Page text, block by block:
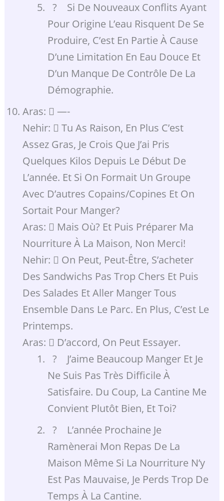
? Si De Nouveaux Conflits Ayant
Pour Origine L’eau Risquent De Se
Produire, C’est En Partie À Cause
D’une Limitation En Eau Douce Et
D’un Manque De Contrôle De La
Démographie.
Aras:  —-
Nehir:  Tu As Raison, En Plus C’est
Assez Gras, Je Crois Que J’ai Pris
Quelques Kilos Depuis Le Début De
L’année. Et Si On Formait Un Groupe
Avec D’autres Copains/copines Et On
Sortait Pour Manger?
Aras:  Mais Où? Et Puis Préparer Ma
Nourriture À La Maison, Non Merci!
Nehir:  On Peut, Peut-Être, S’acheter
Des Sandwichs Pas Trop Chers Et Puis
Des Salades Et Aller Manger Tous
Ensemble Dans Le Parc. En Plus, C’est Le
Printemps.
Aras:  D’accord, On Peut Essayer.
? J’aime Beaucoup Manger Et Je
Ne Suis Pas Très Difficile À
Satisfaire. Du Coup, La Cantine Me
Convient Plutôt Bien, Et Toi?
? L’année Prochaine Je
Ramènerai Mon Repas De La
Maison Même Si La Nourriture N’y
Est Pas Mauvaise, Je Perds Trop De
Temps À La Cantine.